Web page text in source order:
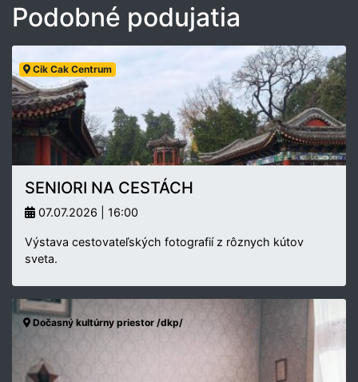
Podobné podujatia
Cik Cak Centrum
SENIORI NA CESTÁCH
07.07.2026 | 16:00
Výstava cestovateľských fotografií z rôznych kútov
sveta.
Dočasný kultúrny priestor /dkp/